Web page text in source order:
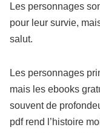
Les personnages
pour leur survie,
salut.
Les personnages
mais les ebooks
souvent de
pdf rend l’histoire